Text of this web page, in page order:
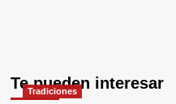
Te pueden interesar
Tradiciones